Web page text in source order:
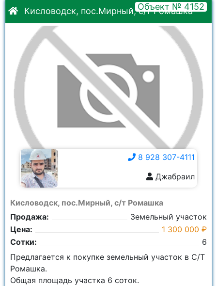
Кисловодск, пос.Мирный, с/т Ромашка
Объект № 4152
Кисловодск, пос.Мирный, с/т Ромашка
Продажа:
Земельный участок
Цена:
1 300 000 ₽
Сотки:
6
8 928 307-4111
Джабраил
Предлагается к покупке земельный участок в С/Т
Ромашка.
Общая площадь участка 6 соток.